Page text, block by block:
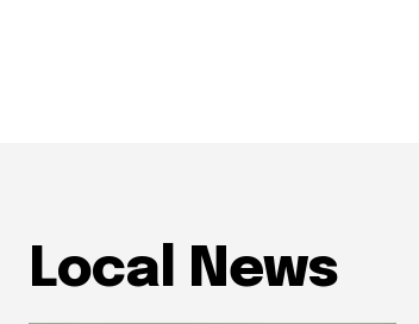
Local News